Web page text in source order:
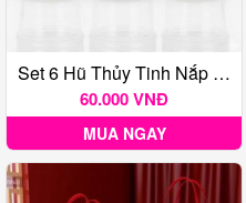
Set 6 Hũ Thủy Tinh Nắp Nhôm 100ml
60.000 VNĐ
MUA NGAY